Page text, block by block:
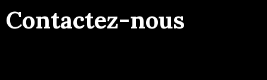
Contactez-nous